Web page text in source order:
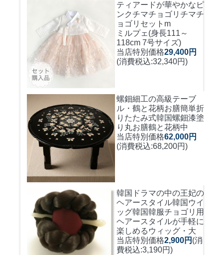
ティアードが華やかなピ
ンクチマチョゴリ チマチ
ョゴリセットm
ミルプェ(身長111～
118cm 7号サイズ)
当店特別価格29,400円
(消費税込:32,340円)
螺鈿細工の高級テーブ
ル・鶴と花柄お膳簡単折
りたたみ式韓国螺鈿漆塗
り丸お膳鶴と花柄中
当店特別価格62,000円
(消費税込:68,200円)
韓国ドラマの中の王妃の
ヘアースタイル韓国ウイ
ッグ韓国韓服チョゴリ用
ヘアースタイルが手軽に
楽しめるウィッグ・大
当店特別価格2,900円 (消
費税込:3,190円)